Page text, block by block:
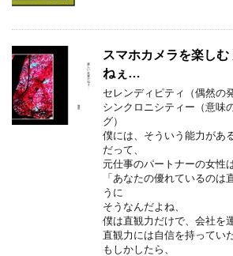
スマホカメラを楽し
ねぇ…
セレンディピティ（偶然の
シンクロニシティー（意味
グ）
僕には、そういう能力があ
だって、
元仕事のパートナーの女性
「あなたの優れているのは
うに
そうなんだよね、
僕は直観力だけで、会社を
直観力には自信を持ってい
もしかしたら、